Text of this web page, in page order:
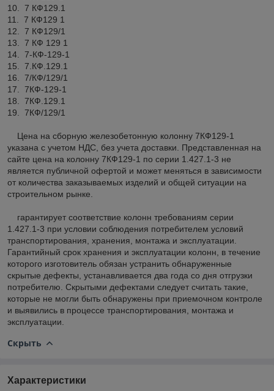
10. 7 КФ129.1
11. 7 КФ129 1
12. 7 КФ129/1
13. 7 КФ 129 1
14. 7-КФ-129-1
15. 7.КФ.129.1
16. 7/КФ/129/1
17. 7КФ-129-1
18. 7КФ.129.1
19. 7КФ/129/1
Цена на сборную железобетонную колонну 7КФ129-1
указана с учетом НДС, без учета доставки. Представленная на
сайте цена на колонну 7КФ129-1 по серии 1.427.1-3 не
является публичной офертой и может меняться в зависимости
от количества заказываемых изделий и общей ситуации на
строительном рынке.
гарантирует соответствие колонн требованиям серии
1.427.1-3 при условии соблюдения потребителем условий
транспортирования, хранения, монтажа и эксплуатации.
Гарантийный срок хранения и эксплуатации колонн, в течение
которого изготовитель обязан устранить обнаруженные
скрытые дефекты, устанавливается два года со дня отгрузки
потребителю. Скрытыми дефектами следует считать такие,
которые не могли быть обнаружены при приемочном контроле
и выявились в процессе транспортирования, монтажа и
эксплуатации.
Скрыть
Характеристики